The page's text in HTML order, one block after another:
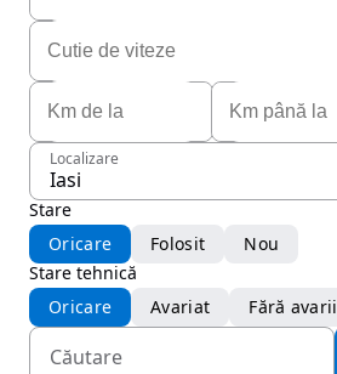
Localizare
Iasi
Stare
Oricare
Folosit
Nou
Stare tehnică
Oricare
Avariat Fără avarii